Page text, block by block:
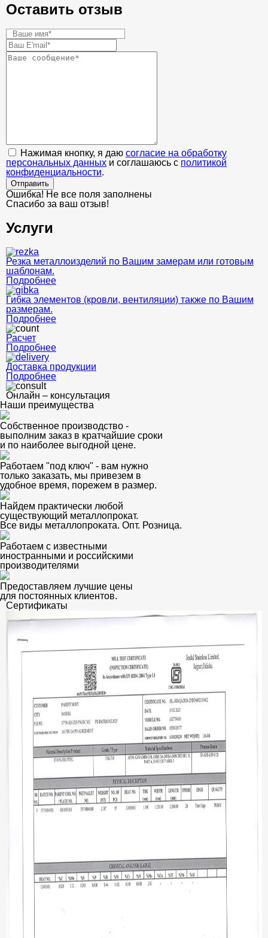
Оставить отзыв
Нажимая кнопку, я даю согласие на обработку
персональных данных и соглашаюсь с политикой
конфиденциальности.
Отправить
Ошибка! Не все поля заполнены
Спасибо за ваш отзыв!
Услуги
Резка металлоизделий по Вашим замерам или готовым
шаблонам.
Подробнее
Гибка элементов (кровли, вентиляции) также по Вашим
размерам.
Подробнее
Расчет
Подробнее
Доставка продукции
Подробнее
Онлайн – консультация
Наши преимущества
Собственное производство -
выполним заказ в кратчайшие сроки
и по наиболее выгодной цене.
Работаем "под ключ" - вам нужно
только заказать, мы привезем в
удобное время, порежем в размер.
Найдем практически любой
существующий металлопрокат.
Все виды металлопроката. Опт. Розница.
Работаем с известными
иностранными и российскими
производителями
Предоставляем лучшие цены
для постоянных клиентов.
Сертификаты